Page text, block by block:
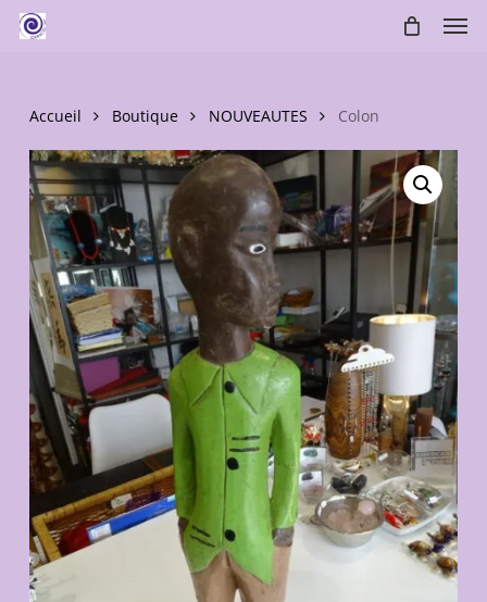
main
Accueil Boutique NOUVEAUTES Colon